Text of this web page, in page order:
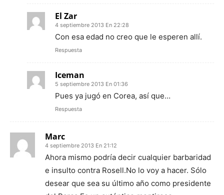
El Zar
4 septiembre 2013 En 22:28
Con esa edad no creo que le esperen allí.
Respuesta
Iceman
5 septiembre 2013 En 01:36
Pues ya jugó en Corea, así que…
Respuesta
Marc
4 septiembre 2013 En 21:12
Ahora mismo podría decir cualquier barbaridad
e insulto contra Rosell.No lo voy a hacer. Sólo
desear que sea su último año como presidente